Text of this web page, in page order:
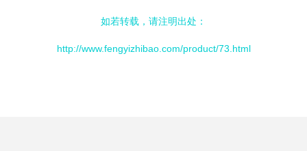
如若转载，请注明出处：
http://www.fengyizhibao.com/product/73.html